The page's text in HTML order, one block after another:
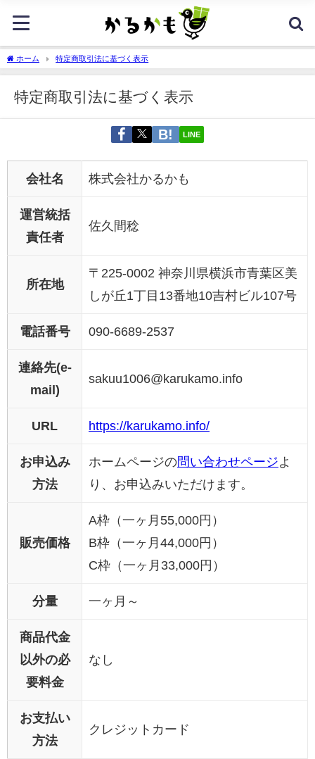
ホーム 特定商取引法に基づく表示
特定商取引法に基づく表示
LINE
会社名 株式会社かるかも
運営統括
責任者
佐久間稔
所在地
〒225-0002 神奈川県横浜市青葉区美
しが丘1丁目13番地10吉村ビル107号
電話番号 090-6689-2537
連絡先(e-
mail)
sakuu1006@karukamo.info
URL https://karukamo.info/
お申込み
方法
ホームページの問い合わせページよ
り、お申込みいただけます。
販売価格
A枠（一ヶ月55,000円）
B枠（一ヶ月44,000円）
C枠（一ヶ月33,000円）
分量 一ヶ月～
商品代金
以外の必
要料金
なし
お支払い
方法
クレジットカード